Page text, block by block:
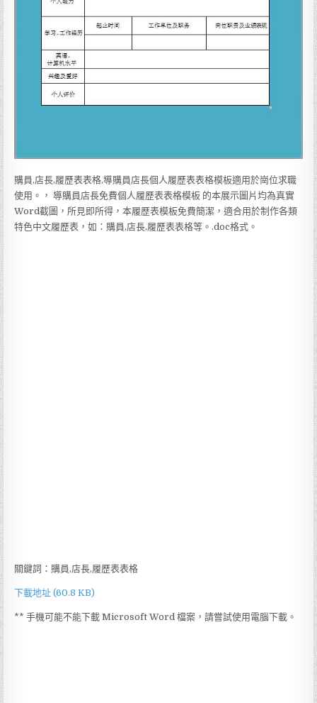
購員,店長,履歷表表格,導購員店長個人履歷表表格模板適用於崗位求職
使用。， 導購員店長免費個人履歷表表格模板 的本展示圖片均為真實
Word截圖，所見即所得，本履歷表模板免費簡潔，適合用於制作各類
特色中文履歷表，如：購員,店長,履歷表表格等。.doc格式。
關鍵詞：購員,店長,履歷表表格
下載地址 (60.8 KB)
** 手機可能不能下載 Microsoft Word 檔案，請嘗試使用電腦下載。